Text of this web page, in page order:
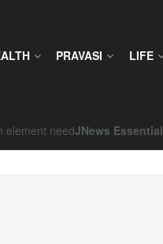
PRAVASI LIFE
element needJNews Essential